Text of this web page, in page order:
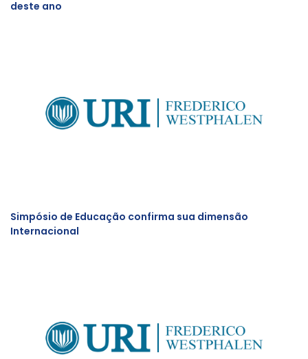
deste ano
Simpósio de Educação confirma sua dimensão
Internacional